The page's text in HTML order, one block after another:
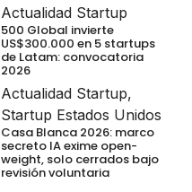
Actualidad Startup
500 Global invierte
US$300.000 en 5 startups
de Latam: convocatoria
2026
Actualidad Startup,
Startup Estados Unidos
Casa Blanca 2026: marco
secreto IA exime open-
weight, solo cerrados bajo
revisión voluntaria